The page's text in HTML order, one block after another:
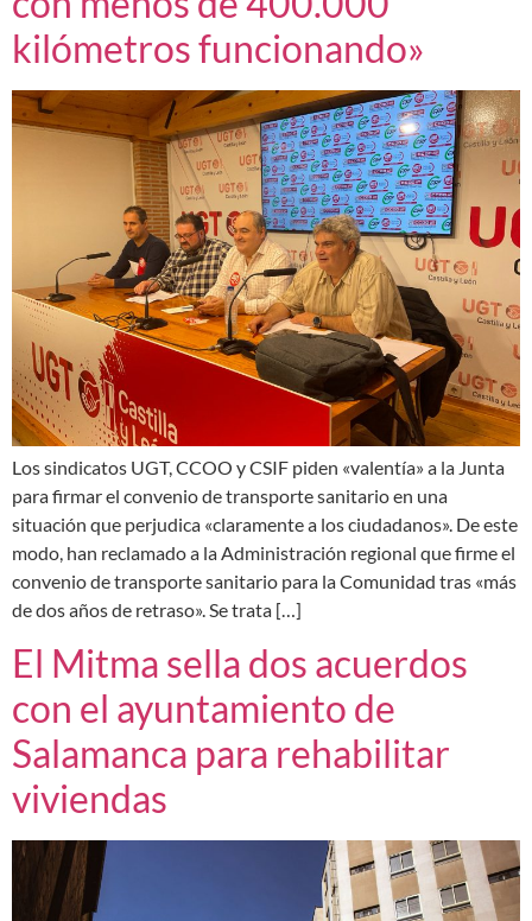
kilómetros funcionando»
Los sindicatos UGT, CCOO y CSIF piden «valentía» a la Junta
para firmar el convenio de transporte sanitario en una
situación que perjudica «claramente a los ciudadanos». De este
modo, han reclamado a la Administración regional que firme el
convenio de transporte sanitario para la Comunidad tras «más
de dos años de retraso». Se trata […]
El Mitma sella dos acuerdos
con el ayuntamiento de
Salamanca para rehabilitar
viviendas